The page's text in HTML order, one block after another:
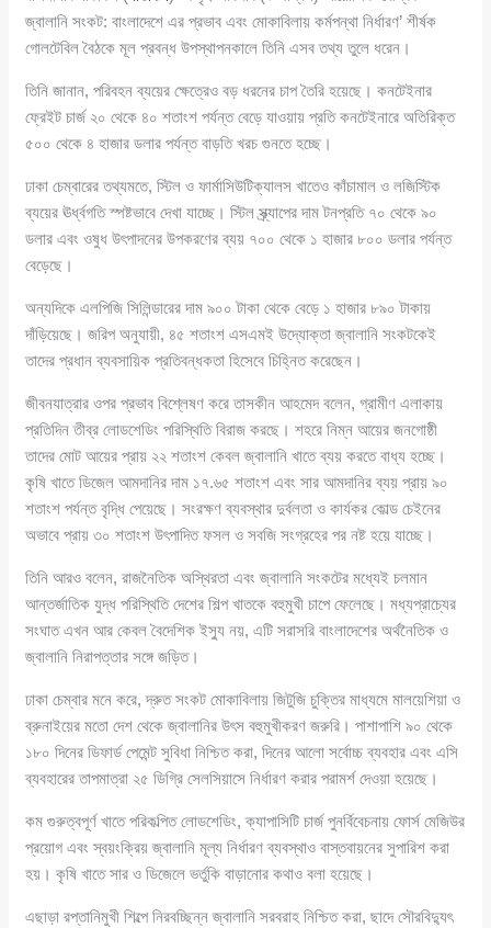
জ্বালানি সংকট: বাংলাদেশে এর প্রভাব এবং মোকাবিলায় কর্মপন্থা নির্ধারণ’ শীর্ষক
গোলটেবিল বৈঠকে মূল প্রবন্ধ উপস্থাপনকালে তিনি এসব তথ্য তুলে ধরেন।
তিনি জানান, পরিবহন ব্যয়ের ক্ষেত্রেও বড় ধরনের চাপ তৈরি হয়েছে। কনটেইনার
ফ্রেইট চার্জ ২০ থেকে ৪০ শতাংশ পর্যন্ত বেড়ে যাওয়ায় প্রতি কনটেইনারে অতিরিক্ত
৫০০ থেকে ৪ হাজার ডলার পর্যন্ত বাড়তি খরচ গুনতে হচ্ছে।
ঢাকা চেম্বারের তথ্যমতে, স্টিল ও ফার্মাসিউটিক্যালস খাতেও কাঁচামাল ও লজিস্টিক
ব্যয়ের ঊর্ধ্বগতি স্পষ্টভাবে দেখা যাচ্ছে। স্টিল স্ক্র্যাপের দাম টনপ্রতি ৭০ থেকে ৯০
ডলার এবং ওষুধ উৎপাদনের উপকরণের ব্যয় ৭০০ থেকে ১ হাজার ৮০০ ডলার পর্যন্ত
বেড়েছে।
অন্যদিকে এলপিজি সিলিন্ডারের দাম ৯০০ টাকা থেকে বেড়ে ১ হাজার ৮৯০ টাকায়
দাঁড়িয়েছে। জরিপ অনুযায়ী, ৪৫ শতাংশ এসএমই উদ্যোক্তা জ্বালানি সংকটকেই
তাদের প্রধান ব্যবসায়িক প্রতিবন্ধকতা হিসেবে চিহ্নিত করেছেন।
জীবনযাত্রার ওপর প্রভাব বিশ্লেষণ করে তাসকীন আহমেদ বলেন, গ্রামীণ এলাকায়
প্রতিদিন তীব্র লোডশেডিং পরিস্থিতি বিরাজ করছে। শহরে নিম্ন আয়ের জনগোষ্ঠী
তাদের মোট আয়ের প্রায় ২২ শতাংশ কেবল জ্বালানি খাতে ব্যয় করতে বাধ্য হচ্ছে।
কৃষি খাতে ডিজেল আমদানির দাম ১৭.৬৫ শতাংশ এবং সার আমদানির ব্যয় প্রায় ৯০
শতাংশ পর্যন্ত বৃদ্ধি পেয়েছে। সংরক্ষণ ব্যবস্থার দুর্বলতা ও কার্যকর কোল্ড চেইনের
অভাবে প্রায় ৩০ শতাংশ উৎপাদিত ফসল ও সবজি সংগ্রহের পর নষ্ট হয়ে যাচ্ছে।
তিনি আরও বলেন, রাজনৈতিক অস্থিরতা এবং জ্বালানি সংকটের মধ্যেই চলমান
আন্তর্জাতিক যুদ্ধ পরিস্থিতি দেশের শিল্প খাতকে বহুমুখী চাপে ফেলেছে। মধ্যপ্রাচ্যের
সংঘাত এখন আর কেবল বৈদেশিক ইস্যু নয়, এটি সরাসরি বাংলাদেশের অর্থনৈতিক ও
জ্বালানি নিরাপত্তার সঙ্গে জড়িত।
ঢাকা চেম্বার মনে করে, দ্রুত সংকট মোকাবিলায় জিটুজি চুক্তির মাধ্যমে মালয়েশিয়া ও
ব্রুনাইয়ের মতো দেশ থেকে জ্বালানির উৎস বহুমুখীকরণ জরুরি। পাশাপাশি ৯০ থেকে
১৮০ দিনের ডিফার্ড পেমেন্ট সুবিধা নিশ্চিত করা, দিনের আলো সর্বোচ্চ ব্যবহার এবং এসি
ব্যবহারের তাপমাত্রা ২৫ ডিগ্রি সেলসিয়াসে নির্ধারণ করার পরামর্শ দেওয়া হয়েছে।
কম গুরুত্বপূর্ণ খাতে পরিকল্পিত লোডশেডিং, ক্যাপাসিটি চার্জ পুনর্বিবেচনায় ফোর্স মেজিউর
প্রয়োগ এবং স্বয়ংক্রিয় জ্বালানি মূল্য নির্ধারণ ব্যবস্থাও বাস্তবায়নের সুপারিশ করা
হয়। কৃষি খাতে সার ও ডিজেলে ভর্তুকি বাড়ানোর কথাও বলা হয়েছে।
এছাড়া রপ্তানিমুখী শিল্পে নিরবচ্ছিন্ন জ্বালানি সরবরাহ নিশ্চিত করা, ছাদে সৌরবিদ্যুৎ